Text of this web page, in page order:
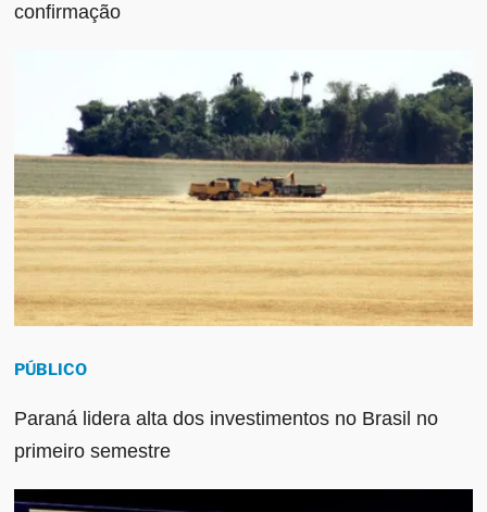
confirmação
PÚBLICO
Paraná lidera alta dos investimentos no Brasil no
primeiro semestre